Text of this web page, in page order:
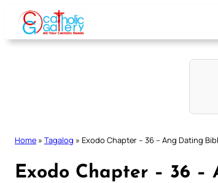
Skip
content
Home » Tagalog » Exodo Chapter – 36 – Ang Dating
Exodo Chapter – 36 –